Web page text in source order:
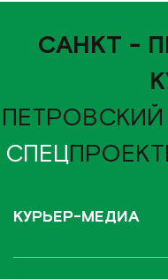
САНКТ -
ПЕТРОВСКИЙ
СПЕЦ
КУРЬЕР-МЕДИА